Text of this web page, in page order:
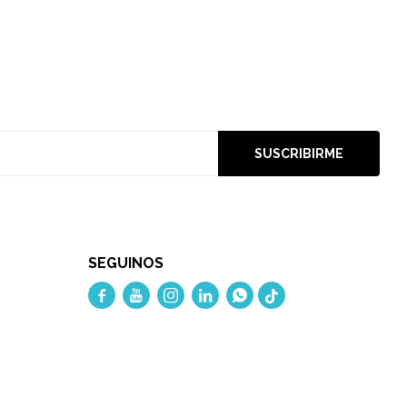
SUSCRIBIRME
SEGUINOS
    